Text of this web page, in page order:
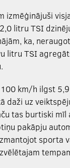
izmēģinājuši
litru TSI
ka,
litru TSI
km/h ilgst
daži uz
tas burtiski
pakāpju
sporta